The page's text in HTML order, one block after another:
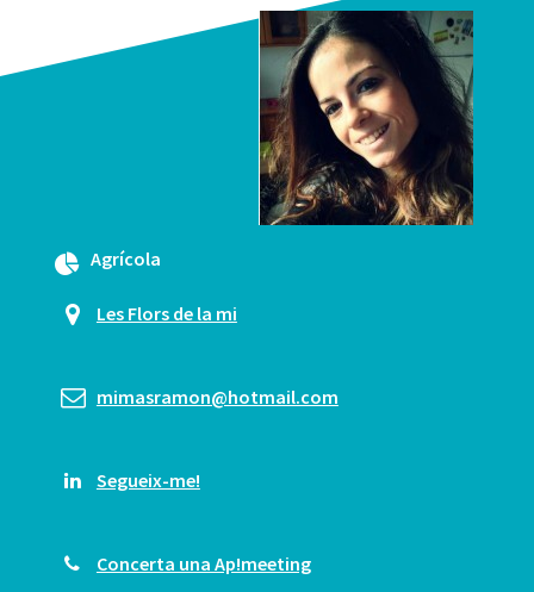
Agrícola
Les Flors de la mi
mimasramon@hotmail.com
Segueix-me!
Concerta una Ap!meeting